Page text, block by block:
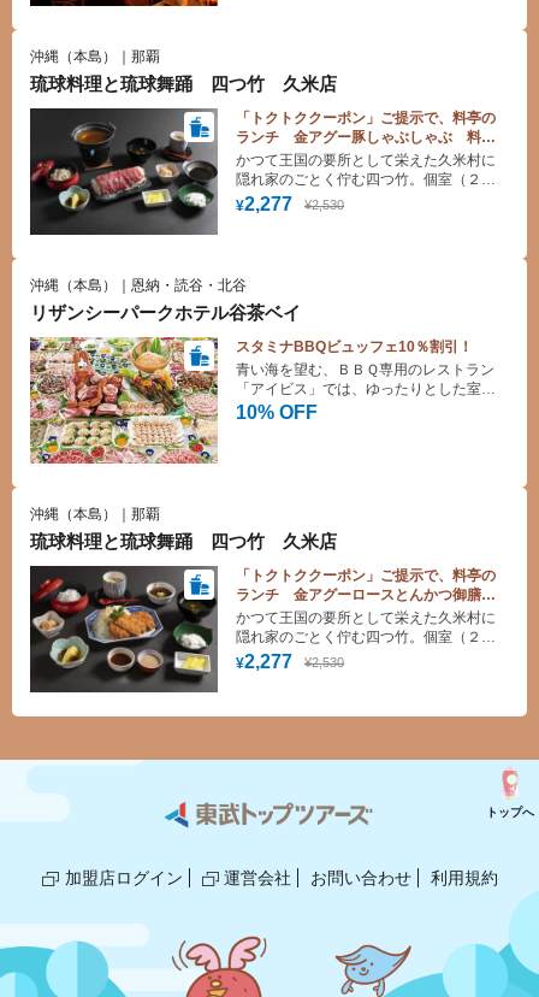
沖縄（本島）｜那覇
琉球料理と琉球舞踊 四つ竹 久米店
「トクトククーポン」ご提示で、料亭の
ランチ 金アグー豚しゃぶしゃぶ 料金
割引！＊１０名様より承ります。
¥2,277 ¥2,530
かつて王国の要所として栄えた久米村に
隠れ家のごとく佇む四つ竹。個室（２
階）とシアター（１階）からなる店内
で 高貴な味をまっすぐに継承した 宮
には琉球舞踊をご堪能頂けます。
沖縄（本島）｜恩納・読谷・北谷
リザンシーパークホテル谷茶ベイ
スタミナBBQビュッフェ10％割引！
10% OFF
青い海を望む、ＢＢＱ専用のレストラン
「アイビス」では、ゆったりとした室内
席と潮風の心地よいテラス席を備え、豪
沖縄（本島）｜那覇
琉球料理と琉球舞踊 四つ竹 久米店
「トクトククーポン」ご提示で、料亭の
ランチ 金アグーロースとんかつ御膳
料金10%割引！＊１０名様より承りま
す。
¥2,277 ¥2,530
かつて王国の要所として栄えた久米村に
隠れ家のごとく佇む四つ竹。個室（２
階）とシアター（１階）からなる店内
で 高貴な味をまっすぐに継承した 宮
た琉球料理などを味わいながら 夕食時
加盟店ログイン 運営会社 お問い合わせ 利用規約
トップへ